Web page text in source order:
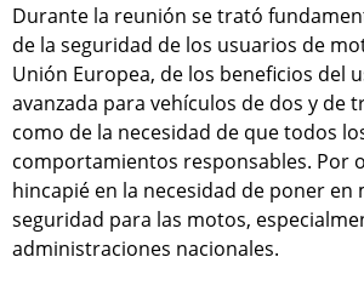
Durante la reunión se trató
de la seguridad de los usuarios de
Unión Europea, de los beneficios del
avanzada para vehículos de dos y de
como de la necesidad de que todos
comportamientos responsables. Por
hincapié en la necesidad de poner en
seguridad para las motos,
administraciones nacionales.